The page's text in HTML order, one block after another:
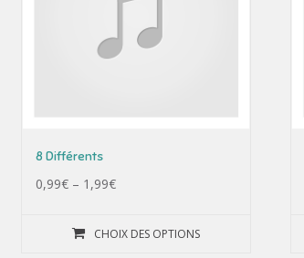
8 Différents
0,99€ – 1,99€
CHOIX DES OPTIONS